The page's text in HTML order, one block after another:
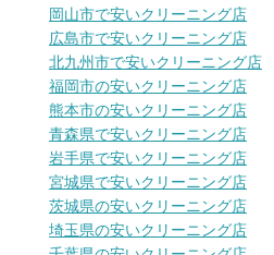
岡山市で安いクリーニング店
広島市で安いクリーニング店
北九州市で安いクリーニング店
福岡市の安いクリーニング店
熊本市の安いクリーニング店
青森県で安いクリーニング店
岩手県で安いクリーニング店
宮城県で安いクリーニング店
茨城県の安いクリーニング店
埼玉県の安いクリーニング店